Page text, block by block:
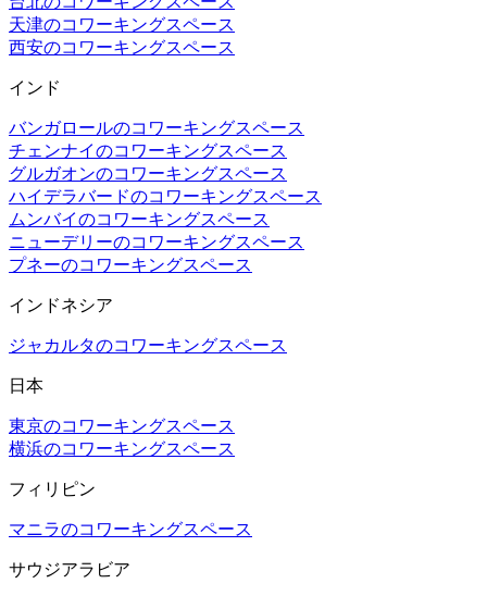
天津のコワーキングスペース
西安のコワーキングスペース
インド
バンガロールのコワーキングスペース
チェンナイのコワーキングスペース
グルガオンのコワーキングスペース
ハイデラバードのコワーキングスペース
ムンバイのコワーキングスペース
ニューデリーのコワーキングスペース
プネーのコワーキングスペース
インドネシア
ジャカルタのコワーキングスペース
日本
東京のコワーキングスペース
横浜のコワーキングスペース
フィリピン
マニラのコワーキングスペース
サウジアラビア